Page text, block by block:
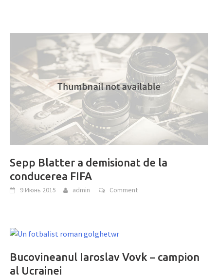
Sepp Blatter a demisionat de la
conducerea FIFA
9 Июнь 2015 admin Comment
Bucovineanul Iaroslav Vovk – campion
al Ucrainei